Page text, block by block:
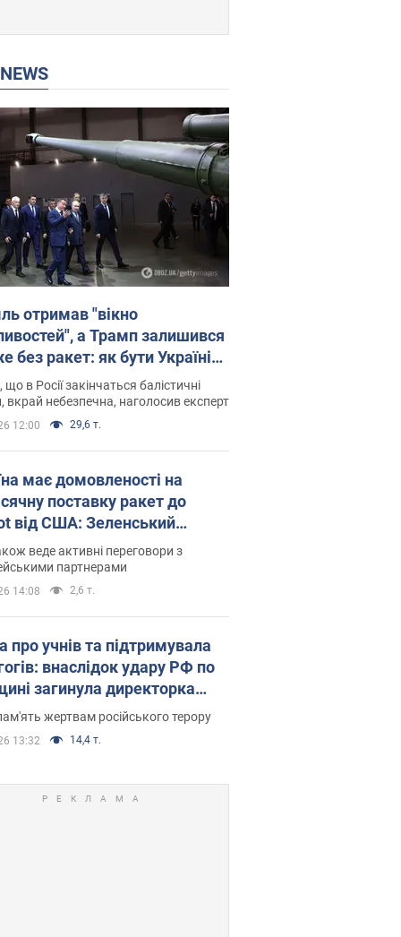
NEWS
отримав "вікно
а Трамп залишився
без ракет: як бути Україні?
з Мельником
в Росії закінчаться балістичні
вкрай небезпечна, наголосив експерт
12:00 29,6 т.
має домовленості на
поставку ракет до
від США: Зеленський
подробиці
веде активні переговори з
партнерами
14:08 2,6 т.
про учнів та підтримувала
внаслідок удару РФ по
загинула директорка
ліцею, її чоловік та онук
жертвам російського терору
13:32 14,4 т.